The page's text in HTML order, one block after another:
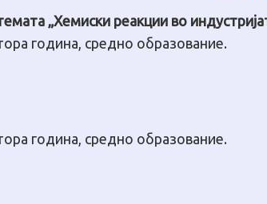
„Хемиски реакции во
година, средно образование.
година, средно образование.